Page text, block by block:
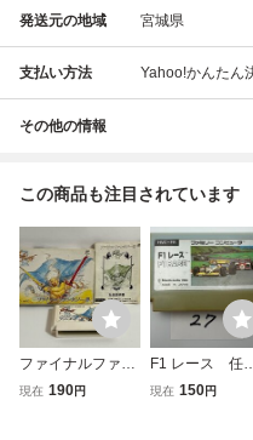
発送元の地域 宮城県
支払い方法 Yahoo!かんたん
その他の情報
この商品も注目されています
ファイナルファン
タジー3 任天
現在 190円
F1 レース 任
堂 FC ファミ
現在 150円